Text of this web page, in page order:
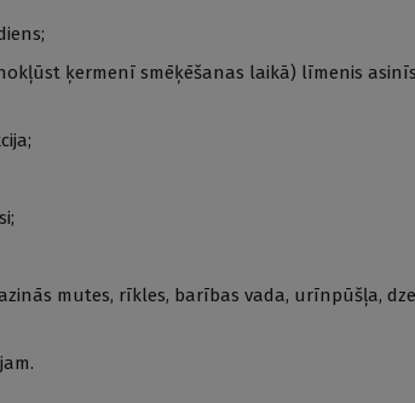
ķermenī smēķēšanas laikā) līmenis
mutes, rīkles, barības vada, urīnpūšļa,